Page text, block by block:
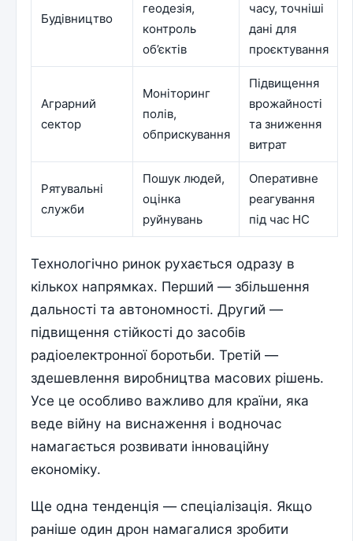
Будівництво
геодезія,
контроль
об’єктів
часу, точніші
дані для
проєктування
Аграрний
сектор
Моніторинг
полів,
обприскування
Підвищення
врожайності
та зниження
витрат
Рятувальні
служби
Пошук людей,
оцінка
руйнувань
Оперативне
реагування
під час НС
Технологічно ринок рухається одразу в
кількох напрямках. Перший — збільшення
дальності та автономності. Другий —
підвищення стійкості до засобів
радіоелектронної боротьби. Третій —
здешевлення виробництва масових рішень.
Усе це особливо важливо для країни, яка
веде війну на виснаження і водночас
намагається розвивати інноваційну
економіку.
Ще одна тенденція — спеціалізація. Якщо
раніше один дрон намагалися зробити